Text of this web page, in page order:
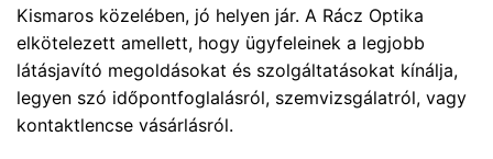
Kismaros közelében, jó helyen jár. A Rácz Optika
elkötelezett amellett, hogy ügyfeleinek a legjobb
látásjavító megoldásokat és szolgáltatásokat kínálja,
legyen szó időpontfoglalásról, szemvizsgálatról, vagy
kontaktlencse vásárlásról.